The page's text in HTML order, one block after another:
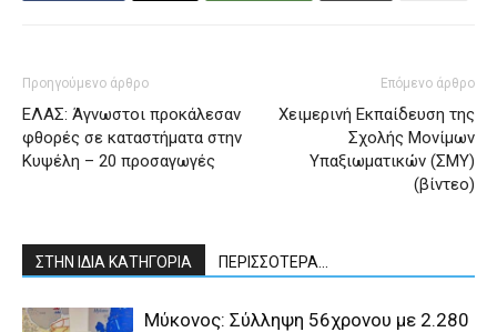
Προηγούμενο άρθρο
ΕΛΑΣ: Άγνωστοι προκάλεσαν
φθορές σε καταστήματα στην
Κυψέλη – 20 προσαγωγές
Επόμενο άρθρο
Χειμερινή Εκπαίδευση της
Σχολής Μονίμων
Υπαξιωματικών (ΣΜΥ)
(βίντεο)
ΣΤΗΝ ΙΔΙΑ ΚΑΤΗΓΟΡΙΑ ΠΕΡΙΣΣΟΤΕΡΑ...
Μύκονος: Σύλληψη 56χρονου με 2.280